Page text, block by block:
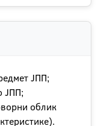
ЈПП;
ЈПП;
облик